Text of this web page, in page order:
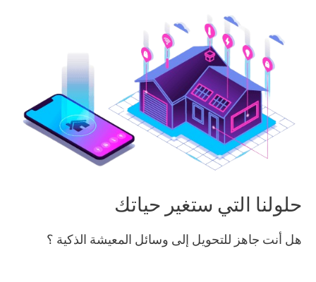
حلولنا التي ستغير حياتك
هل أنت جاهز للتحويل إلى وسائل المعيشة الذكية ؟